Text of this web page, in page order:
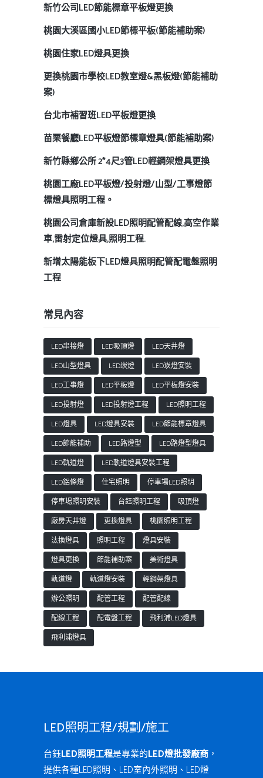
新竹公司LED節能標章平板燈更換
桃園大溪區國小LED節標平板(節能補助案)
桃園住家LED燈具更換
更換桃園市學校LED教室燈&黑板燈(節能補助
案)
台北市補習班LED平板燈更換
苗栗餐廳LED平板燈節標章燈具(節能補助案)
新竹縣鄉公所 2*4尺3管LED輕鋼架燈具更換
桃園工廠LED平板燈/投射燈/山型/工事燈節
標燈具照明工程。
桃園公司倉庫新設LED照明配管配線,高空作業
車,雷射定位燈具,照明工程.
新增太陽能板下LED燈具照明配管配電盤照明
工程
常見內容
LED串接燈 LED吸頂燈
LED天井燈
LED山型燈具
LED崁燈
LED崁燈安裝
LED工事燈
LED平板燈
LED平板燈安裝
LED投射燈
LED投射燈工程
LED照明工程
LED燈具
LED燈具安裝
LED節能標章燈具
LED節能補助
LED路燈型
LED路燈型燈具
LED軌道燈
LED軌道燈具安裝工程
LED鋁條燈
住宅照明
停車場LED照明
停車場照明安裝
台鈺照明工程
吸頂燈
廠房天井燈
更換燈具
桃園照明工程
汰換燈具
照明工程
燈具安裝
燈具更換
節能補助案
美術燈具
軌道燈
軌道燈安裝
輕鋼架燈具
辦公照明
配管工程
配管配線
配線工程
配電盤工程
飛利浦LED燈具
飛利浦燈具
LED照明工程/規劃/施工
台鈺LED照明工程是專業的LED燈批發廠商 ，
提供各種LED照明、LED室內外照明、LED燈